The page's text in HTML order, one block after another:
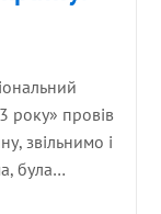
року» провів
звільнимо і
була…